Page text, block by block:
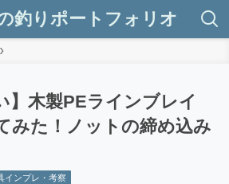
釣りポートフォリオ
】木製PEラインブレイ
みた！ノットの締め込み
インプレ・考察